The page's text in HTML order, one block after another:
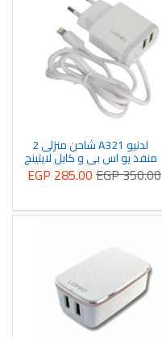
لدنيو A321 شاحن منزلى 2
منفذ يو اس بى و كابل لايتينج
للايفون لون ابيض
EGP 285.00EGP 350.00